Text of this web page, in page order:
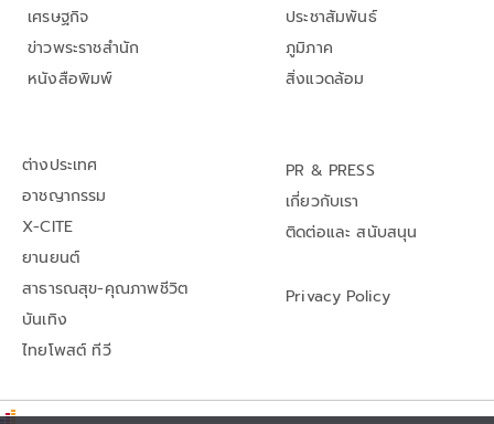
เศรษฐกิจ
ข่าวพระราชสำนัก
หนังสือพิมพ์
ประชาสัมพันธ์
ภูมิภาค
สิ่งแวดล้อม
ต่างประเทศ
อาชญากรรม
X-CITE
ยานยนต์
สาธารณสุข-คุณภาพชีวิต
บันเทิง
ไทยโพสต์ ทีวี
PR & PRESS
เกี่ยวกับเรา
ติดต่อและ สนับสนุน
Privacy Policy